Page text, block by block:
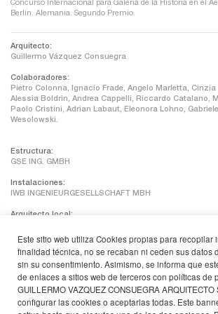
Concurso Internacional para Galeria de la Historia en el
Berlin. Alemania. Segundo Premio.
Arquitecto:
Guillermo Vázquez Consuegra
Colaboradores:
Pietro Colonna, Ignacio Frade, Angelo Marletta, Cinzia
Alessia Boldrin, Andrea Cappelli, Riccardo Catalano,
Paolo Cristini, Adrian Labaut, Eleonora Lohno,
Wesolowski.
Estructura:
GSE ING. GMBH
Instalaciones:
IWB INGENIEURGESELLSCHAFT MBH
Arquitecto local:
Museografia:
León Alvarez
Superficie construida:
10.785 m2
Promotor:
Este sitio web utiliza Cookies propias para recopilar
finalidad técnica, no se recaban ni ceden sus datos
sin su consentimiento. Asimismo, se informa que
de enlaces a sitios web de terceros con políticas de
GUILLERMO VAZQUEZ CONSUEGRA
configurar las cookies o aceptarlas todas. Este